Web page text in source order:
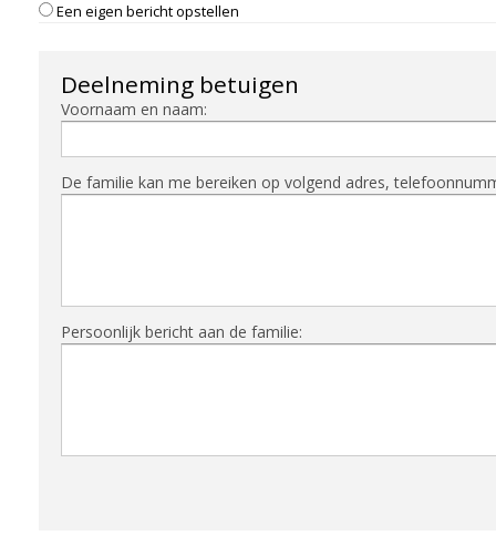
Een eigen bericht opstellen
Deelneming betuigen
Voornaam en naam:
De familie kan me bereiken op volgend adres,
Persoonlijk bericht aan de familie: